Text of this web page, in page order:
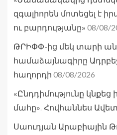
զգալիորեն մոտեցել է
ու բարդությանը» 08/08/
ԹՐԻՓՓ-ից մեկ տարի
համաձայնագիրը
հաղորդի 08/08/2026
«Ընդդիմությունը
մահը». Հովհաննես
Սաուդյան Արաբիային